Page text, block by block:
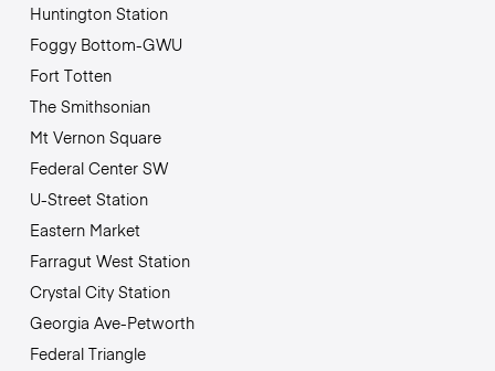
Huntington Station
Foggy Bottom-GWU
Fort Totten
The Smithsonian
Mt Vernon Square
Federal Center SW
U-Street Station
Eastern Market
Farragut West Station
Crystal City Station
Georgia Ave-Petworth
Federal Triangle